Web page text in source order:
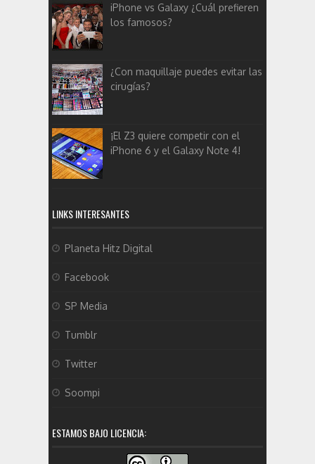
iPhone vs Galaxy ¿Cuál prefieren
los famosos?
¿Con maquillaje puedes evitar las
cirugías?
¡El Z3 quiere competir con el
iPhone 6 y el Galaxy Note 4!
LINKS INTERESANTES
Planeta Hitz Digital
Facebook
SP Media
Tumblr
Twitter
Soompi
ESTAMOS BAJO LICENCIA: